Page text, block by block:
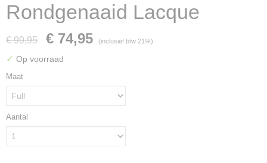
Rondgenaaid Lacque
€ 99,95 € 74,95 (inclusief btw 21%)
✓ Op voorraad
Maat
Aantal